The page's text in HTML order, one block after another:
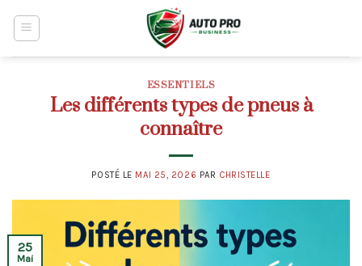
ESSENTIELS
Les différents types de pneus à
connaître
POSTÉ LE MAI 25, 2026 PAR CHRISTELLE
25
Mai